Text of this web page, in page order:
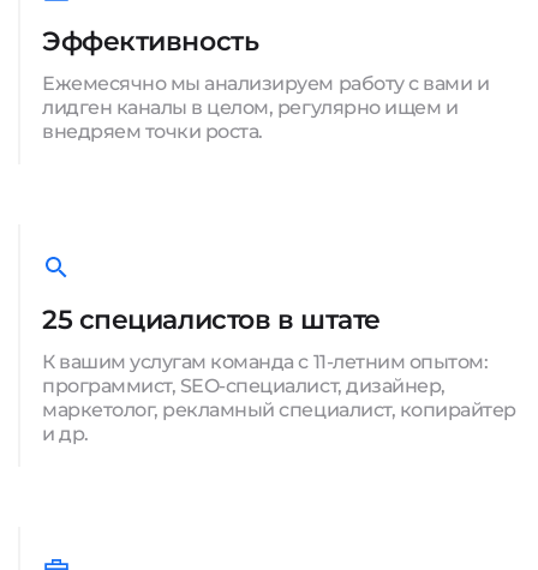
Эффективность
Ежемесячно мы анализируем работу с вами и
лидген каналы в целом, регулярно ищем и
внедряем точки роста.
25 специалистов в штате
К вашим услугам команда с 11-летним опытом:
программист, SEO-специалист, дизайнер,
маркетолог, рекламный специалист, копирайтер
и др.